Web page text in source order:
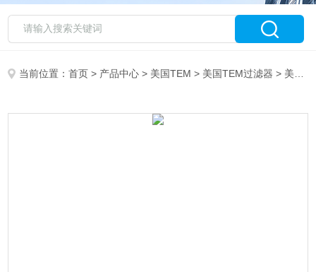
当前位置：首页 > 产品中心 > 美国TEM > 美国TEM过滤器 > 美国TEM-411-8过滤器大量现货